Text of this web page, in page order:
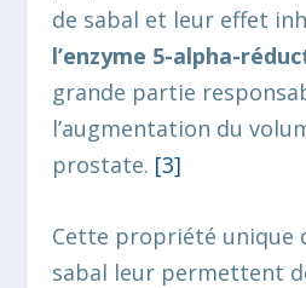
de sabal et leur effet
l’enzyme 5-alpha-
grande partie
l’augmentation du
prostate. [3]
Cette propriété unique
sabal leur permettent